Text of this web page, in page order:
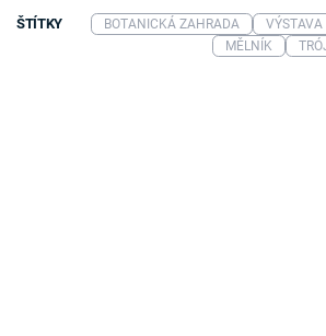
ŠTÍTKY BOTANICKÁ ZAHRADA VÝSTAVA
MĚLNÍK